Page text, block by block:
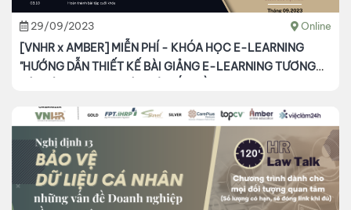
29/09/2023 Online
[VNHR x AMBER] MIỄN PHÍ - KHÓA HỌC E-LEARNING
"HƯỚNG DẪN THIẾT KẾ BÀI GIẢNG E-LEARNING TƯƠNG